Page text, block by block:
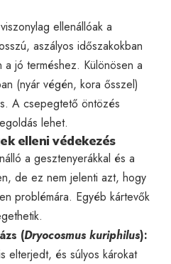
ellenállóak a
aszályos időszakokban
jó terméshez. Különösen a
(nyár végén, kora ősszel)
A csepegtető öntözés
lehet.
elleni védekezés
a gesztenyerákkal és a
de ez nem jelenti azt, hogy
problémára. Egyéb kártevők
(Dryocosmus kuriphilus):
elterjedt, és súlyos károkat